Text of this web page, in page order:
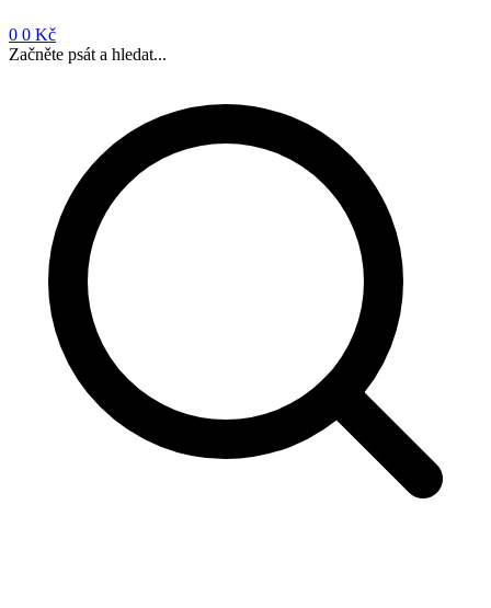
0 0 Kč
Začněte psát a hledat...